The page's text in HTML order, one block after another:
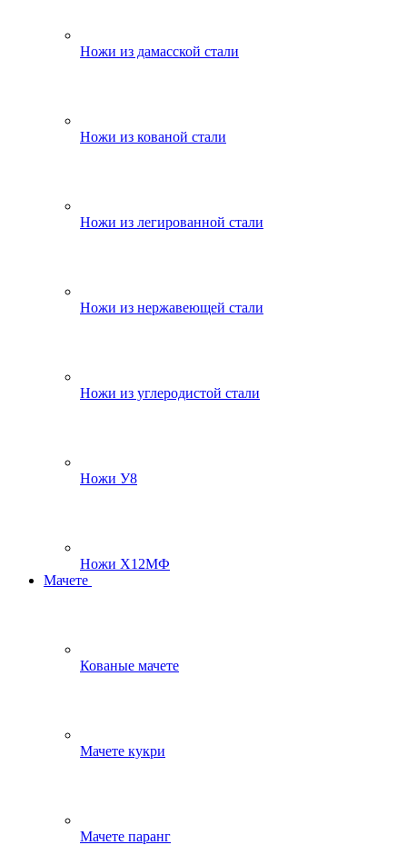
Ножи из дамасской стали
Ножи из кованой стали
Ножи из легированной стали
Ножи из нержавеющей стали
Ножи из углеродистой стали
Ножи У8
Ножи Х12МФ
Мачете
Кованые мачете
Мачете кукри
Мачете паранг